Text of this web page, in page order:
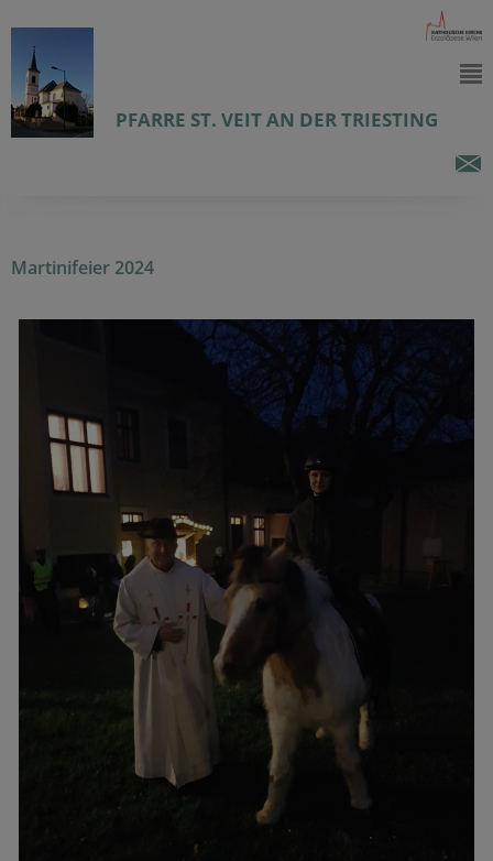
PFARRE ST. VEIT AN DER TRIESTING
Martinifeier 2024